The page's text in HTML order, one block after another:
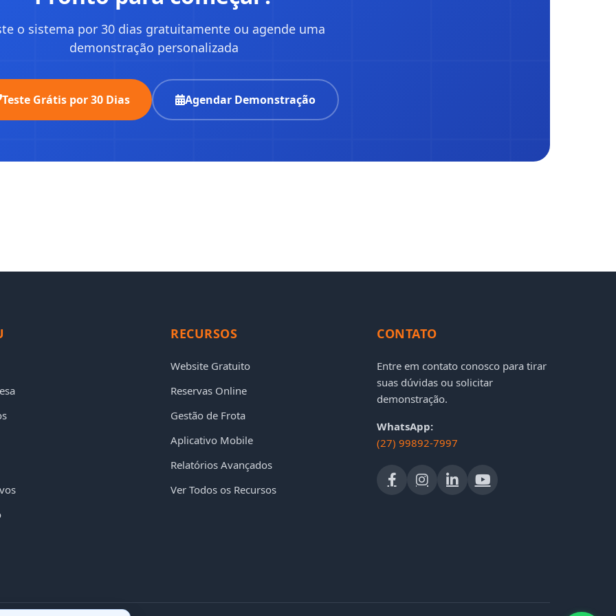
o sistema por 30 dias gratuitamente ou agende uma
demonstração personalizada
Teste Grátis por 30 Dias Agendar Demonstração
RECURSOS
Website Gratuito
Reservas Online
Gestão de Frota
Aplicativo Mobile
Relatórios Avançados
Ver Todos os Recursos
CONTATO
Entre em contato conosco para tirar
suas dúvidas ou solicitar
demonstração.
WhatsApp:
(27) 99892-7997